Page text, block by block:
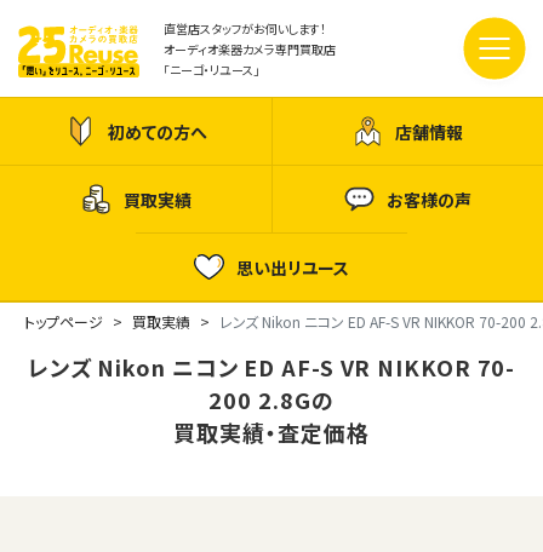
直営店スタッフがお伺いします！
オーディオ楽器カメラ専門買取店
「ニーゴ・リユース」
初めての方へ 店舗情報
買取実績 お客様の声
思い出リユース
トップページ 買取実績 レンズ Nikon ニコン ED AF-S VR NIKKOR 70-200
レンズ Nikon ニコン ED AF-S VR NIKKOR 70-
200 2.8Gの
買取実績・査定価格